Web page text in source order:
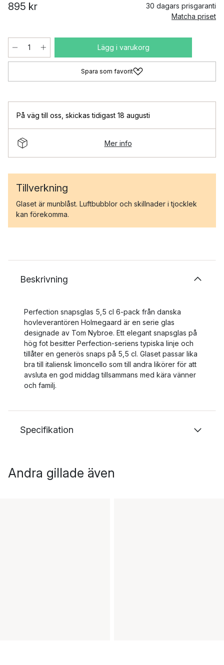
895 kr
30 dagars prisgaranti
Matcha priset
Lägg i varukorg
Spara som favorit
På väg till oss skickas tidigast 18 augusti
Mer info
Tillverkning
Glaset är munblåst. Luftbubblor och skillnader i tjocklek
kan förekomma.
Beskrivning
Perfection snapsglas 5,5 cl 6-pack från danska
hovleverantören Holmegaard är en serie glas
designade av Tom Nybroe. Ett elegant snapsglas på
hög fot besitter Perfection-seriens typiska linje och
tillåter en generös snaps på 5,5 cl. Glaset passar lika
bra till italiensk limoncello som till andra likörer för att
avsluta en god middag tillsammans med kära vänner
och familj.
Specifikation
Andra gillade även